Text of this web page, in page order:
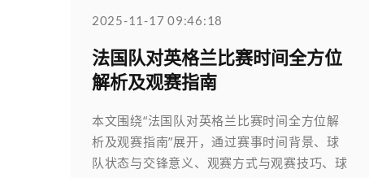
2025-11-17 09:46:18
法国队对英格兰比赛时间全方位
解析及观赛指南
本文围绕“法国队对英格兰比赛时间全方位解
析及观赛指南”展开，通过赛事时间背景、球
队状态与交锋意义、观赛方式与观赛技巧、球